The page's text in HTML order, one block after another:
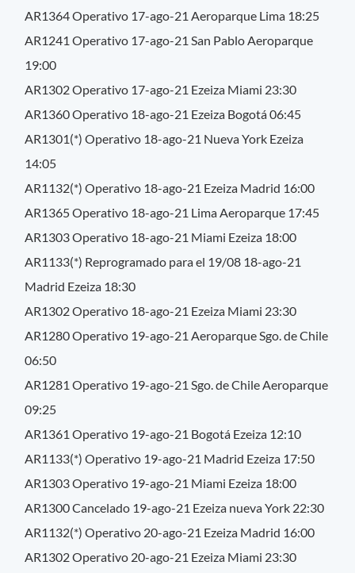
AR1364 Operativo 17-ago-21 Aeroparque Lima 18:25
AR1241 Operativo 17-ago-21 San Pablo Aeroparque
19:00
AR1302 Operativo 17-ago-21 Ezeiza Miami 23:30
AR1360 Operativo 18-ago-21 Ezeiza Bogotá 06:45
AR1301(*) Operativo 18-ago-21 Nueva York Ezeiza
14:05
AR1132(*) Operativo 18-ago-21 Ezeiza Madrid 16:00
AR1365 Operativo 18-ago-21 Lima Aeroparque 17:45
AR1303 Operativo 18-ago-21 Miami Ezeiza 18:00
AR1133(*) Reprogramado para el 19/08 18-ago-21
Madrid Ezeiza 18:30
AR1302 Operativo 18-ago-21 Ezeiza Miami 23:30
AR1280 Operativo 19-ago-21 Aeroparque Sgo. de Chile
06:50
AR1281 Operativo 19-ago-21 Sgo. de Chile Aeroparque
09:25
AR1361 Operativo 19-ago-21 Bogotá Ezeiza 12:10
AR1133(*) Operativo 19-ago-21 Madrid Ezeiza 17:50
AR1303 Operativo 19-ago-21 Miami Ezeiza 18:00
AR1300 Cancelado 19-ago-21 Ezeiza nueva York 22:30
AR1132(*) Operativo 20-ago-21 Ezeiza Madrid 16:00
AR1302 Operativo 20-ago-21 Ezeiza Miami 23:30